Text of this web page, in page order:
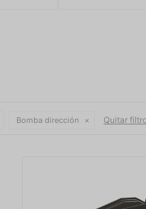
Bomba dirección Quitar